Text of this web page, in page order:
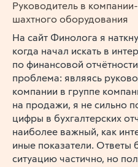
Руководитель в
шахтного оборудования
На сайт Финолога я
когда начал искать в
по финансовой
проблема: являясь
компании в группе
на продажи, я не сильно
цифры в бухгалтерских
наиболее важный, как
иные показатели. Ответы
ситуацию частично, но